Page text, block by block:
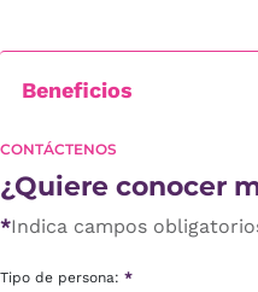
Beneficios
CONTÁCTENOS
¿Quiere conocer
*Indica campos
Tipo de persona: *